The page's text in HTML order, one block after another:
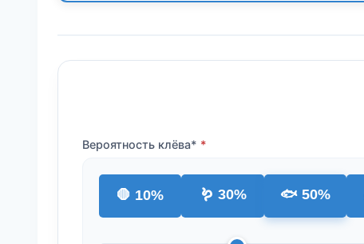
Вероятность клёва*
🛑 10% 🪱 30% 🐟 50%